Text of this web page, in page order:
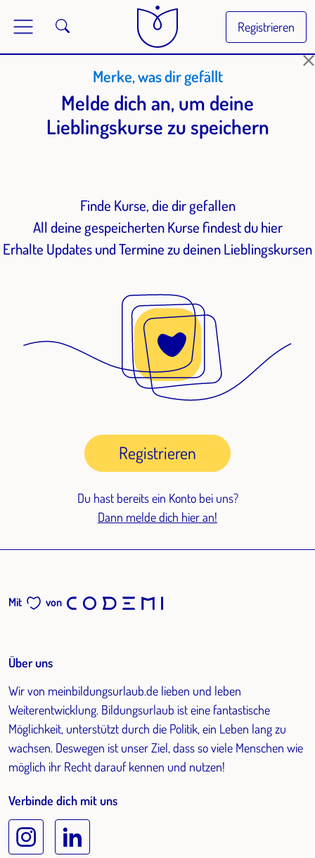
Registrieren
Merke, was dir gefällt
Melde dich an, um deine
Lieblingskurse zu speichern
Finde Kurse, die dir gefallen
All deine gespeicherten Kurse findest du hier
Erhalte Updates und Termine zu deinen Lieblingskursen
Registrieren
Du hast bereits ein Konto bei uns?
Dann melde dich hier an!
Mit von
Über uns
Wir von meinbildungsurlaub.de lieben und leben
Weiterentwicklung. Bildungsurlaub ist eine fantastische
Möglichkeit, unterstützt durch die Politik, ein Leben lang zu
wachsen. Deswegen ist unser Ziel, dass so viele Menschen wie
möglich ihr Recht darauf kennen und nutzen!
Verbinde dich mit uns